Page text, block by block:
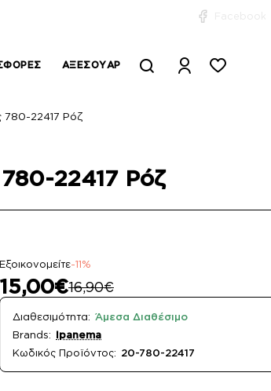
ΑΞΕΣΟΥΆΡ
22417 Ρόζ
780-22417 Ρόζ
Εξοικονομείτε-11%
15,00€16,90€
Διαθεσιμότητα: Άμεσα Διαθέσιμο
Brands: Ipanema
Κωδικός Προϊόντος: 20-780-22417